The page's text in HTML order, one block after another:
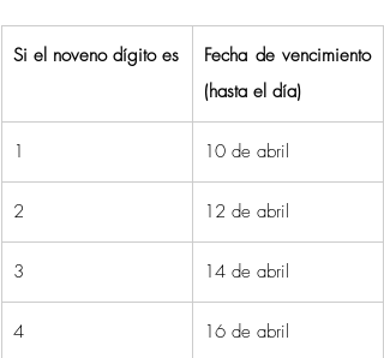
Si el noveno dígito es
Fecha de vencimiento
(hasta el día)
1 10 de abril
2 12 de abril
3 14 de abril
4 16 de abril